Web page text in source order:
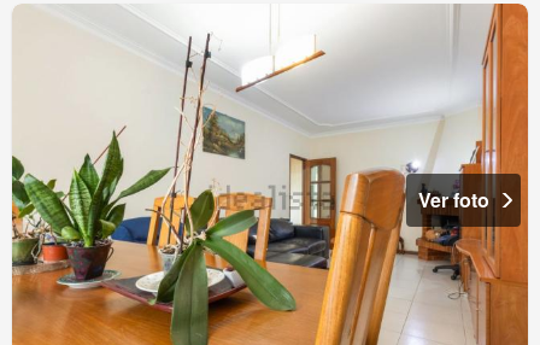
Ver foto